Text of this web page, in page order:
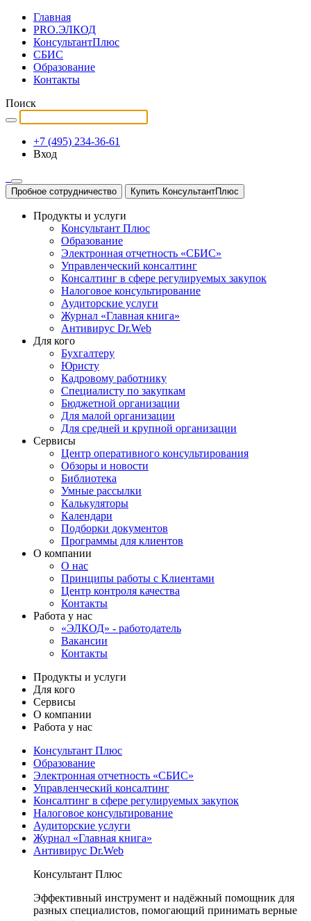
Главная
PRO.ЭЛКОД
КонсультантПлюс
СБИС
Образование
Контакты
Поиск
+7 (495) 234-36-61
Вход
Пробное сотрудничество Купить КонсультантПлюс
Продукты и услуги
Консультант Плюс
Образование
Электронная отчетность «СБИС»
Управленческий консалтинг
Консалтинг в сфере регулируемых закупок
Налоговое консультирование
Аудиторские услуги
Журнал «Главная книга»
Антивирус Dr.Web
Для кого
Бухгалтеру
Юристу
Кадровому работнику
Специалисту по закупкам
Бюджетной организации
Для малой организации
Для средней и крупной организации
Сервисы
Центр оперативного консультирования
Обзоры и новости
Библиотека
Умные рассылки
Калькуляторы
Календари
Подборки документов
Программы для клиентов
О компании
О нас
Принципы работы с Клиентами
Центр контроля качества
Контакты
Работа у нас
«ЭЛКОД» - работодатель
Вакансии
Контакты
Продукты и услуги
Для кого
Сервисы
О компании
Работа у нас
Консультант Плюс
Образование
Электронная отчетность «СБИС»
Управленческий консалтинг
Консалтинг в сфере регулируемых закупок
Налоговое консультирование
Аудиторские услуги
Журнал «Главная книга»
Антивирус Dr.Web
Консультант Плюс
Эффективный инструмент и надёжный помощник для
разных специалистов, помогающий принимать верные